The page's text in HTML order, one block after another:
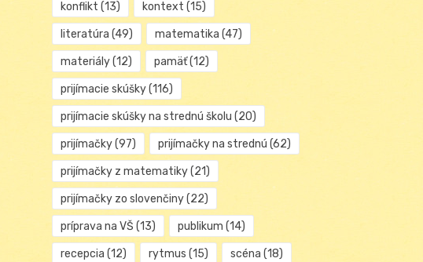
konflikt (13) kontext (15)
literatúra (49) matematika (47)
materiály(12) pamäť(12)
prijímacie skúšky(116)
prijímacie skúšky na strednú školu (20)
prijímačky(97) prijímačky na strednú (62)
prijímačky z matematiky(21)
prijímačky zo slovenčiny(22)
príprava na VŠ (13) publikum (14)
recepcia (12) rytmus (15) scéna (18)